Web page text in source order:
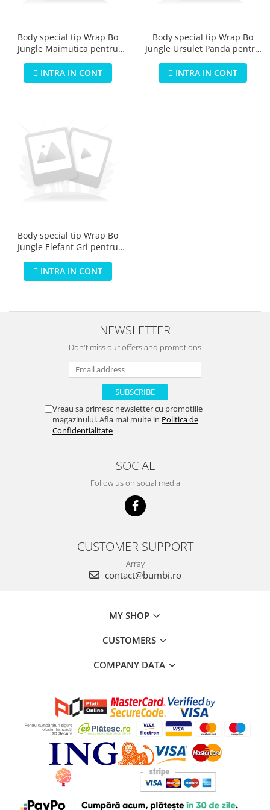
Mingi
Placi pentru inot
Kituri constructie si pictura
Masinute Radiocomanda
Papusi si accesorii
Trenulete Electrice
Unico Plus
Biciclete fara pedale
Role, patine cu rotile
Trotinete
Perne
Body special tip Wrap Bo
Jungle Maimutica pentru
bumbac
INTRA IN CONT
Body special tip Wrap Bo
Jungle Ursulet Panda pentru
bumbac
INTRA IN CONT
Body special tip Wrap Bo
Jungle Elefant Gri pentru
bumbac
INTRA IN CONT
NEWSLETTER
Don't miss our offers and promotions
Vreau sa primesc newsletter cu promotiile
magazinului. Afla mai multe in Politica de
Confidentialitate
SOCIAL
Follow us on social media
CUSTOMER SUPPORT
Array
contact@bumbi.ro
MY SHOP
CUSTOMERS
COMPANY DATA